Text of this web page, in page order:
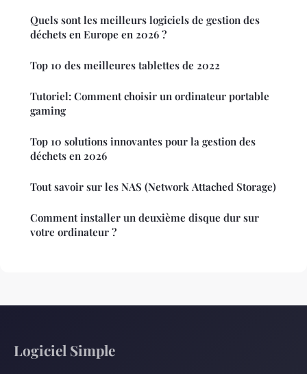
Quels sont les meilleurs logiciels de gestion des
déchets en Europe en 2026 ?
Top 10 des meilleures tablettes de 2022
Tutoriel: Comment choisir un ordinateur portable
gaming
Top 10 solutions innovantes pour la gestion des
déchets en 2026
Tout savoir sur les NAS (Network Attached Storage)
Comment installer un deuxième disque dur sur
votre ordinateur ?
Logiciel Simple